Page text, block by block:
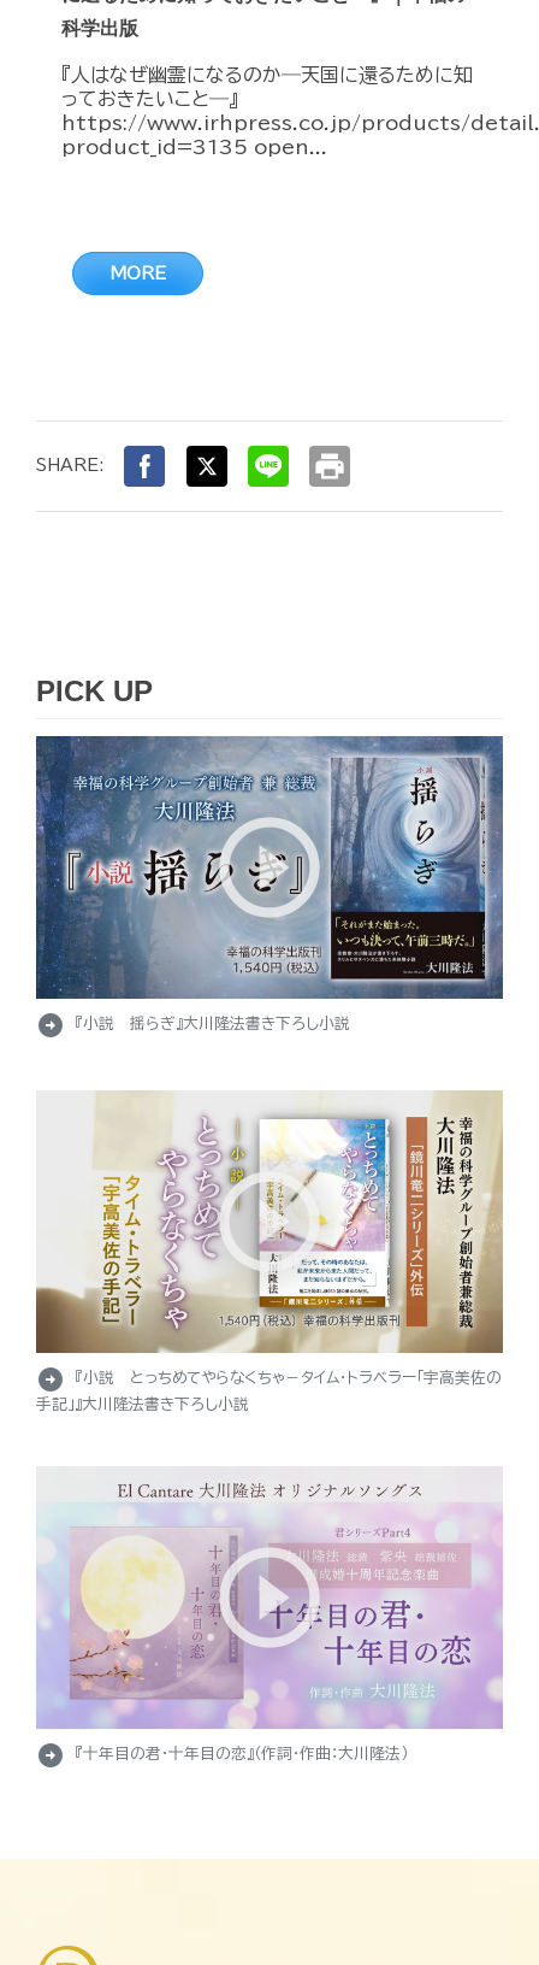
科学出版
『人はなぜ幽霊になるのか―天国に還るために知
っておきたいこと―』
https://www.irhpress.co.jp/products/
product_id=3135 open...
MORE
SHARE: print
PICK UP
arrow_circle_right 『小説 揺らぎ』大川隆法書き下ろし小説
arrow_circle_right
『小説 とっちめてやらなくちゃ－タイム・トラベラー「宇高美佐の
手記」』大川隆法書き下ろし小説
arrow_circle_right 『十年目の君・十年目の恋』（作詞・作曲：大川隆法）